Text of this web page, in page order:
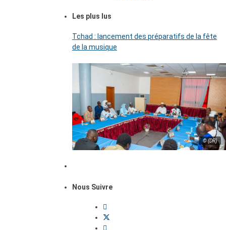
Les plus lus
Tchad : lancement des préparatifs de la fête
de la musique
© (DR)
Nous Suivre